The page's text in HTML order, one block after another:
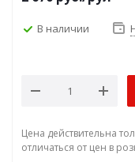
В наличии
Цена действительна
отличаться от цен в